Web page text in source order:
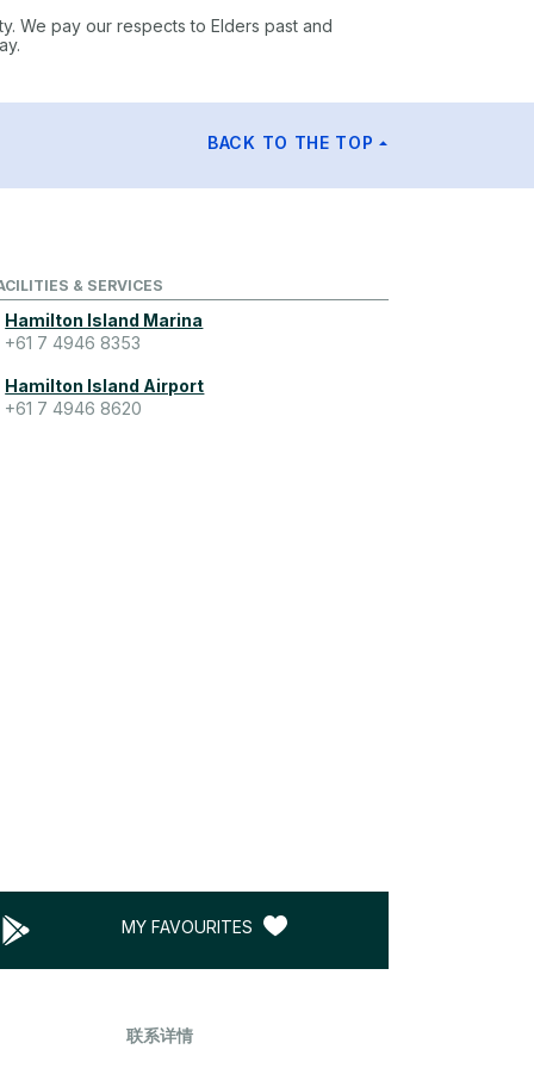
We pay our respects to Elders past and
BACK TO THE TOP
& SERVICES
Hamilton Island Marina
+61 7 4946 8353
Hamilton Island Airport
+61 7 4946 8620
MY FAVOURITES
联系详情